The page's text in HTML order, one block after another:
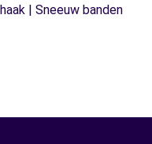
| Sneeuw banden